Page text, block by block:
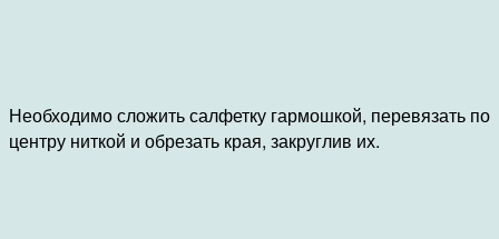
Необходимо сложить салфетку гармошкой, перевязать по
центру ниткой и обрезать края, закруглив их.